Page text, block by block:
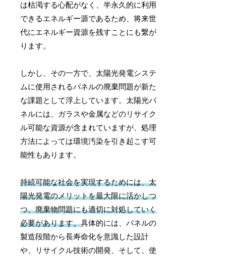
は枯渇する心配がなく、半永久的に利用
できるエネルギー源であるため、将来世
代にエネルギー資源を残すことにも繋が
ります。
しかし、その一方で、太陽光発電システ
ムに使用されるパネルの廃棄問題が新た
な課題として浮上しています。太陽光パ
ネルには、ガラスや金属などのリサイク
ル可能な資源が含まれていますが、処理
方法によっては環境汚染を引き起こす可
能性もあります。
持続可能な社会を実現するためには、太
陽光発電のメリットを最大限に活かしつ
つ、廃棄物問題にも適切に対処していく
必要があります。具体的には、パネルの
製造段階から長寿命化を意識した設計
や、リサイクル技術の開発、そして、使